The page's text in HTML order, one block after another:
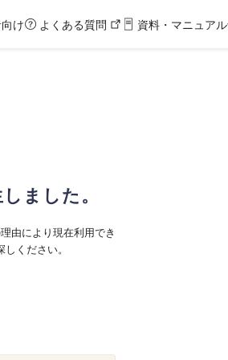
け よくある質問 資料・マニュアル
ました。
由により現在利用でき
ください。